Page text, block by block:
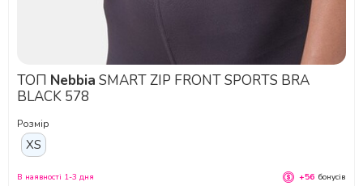
ТОП Nebbia SMART ZIP FRONT SPORTS BRA
BLACK 578
Розмір
XS
В наявності 1-3 дня +56 бонусів